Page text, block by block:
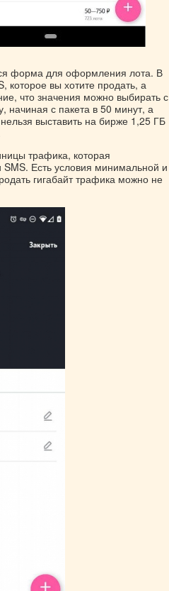
форма для оформления лота. В
которое вы хотите продать, а
что значения можно выбирать с
начиная с пакета в 50 минут, а
выставить на бирже 1,25 ГБ
трафика, которая
Есть условия минимальной и
гигабайт трафика можно не